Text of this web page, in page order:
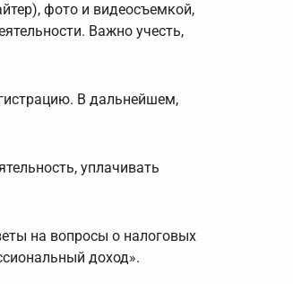
фото и видеосъемкой,
Важно учесть,
В дальнейшем,
уплачивать
на вопросы о налоговых
доход».